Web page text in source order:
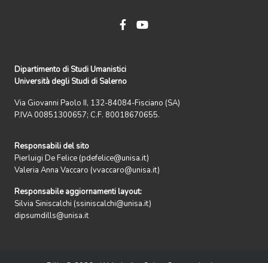
Dipartimento di Studi Umanistici
Università degli Studi di Salerno
Via Giovanni Paolo II, 132-84084-Fisciano (SA)
P.IVA 00851300657; C.F. 80018670655.
Responsabili del sito
Pierluigi De Felice (pdefelice@unisa.it)
Valeria Anna Vaccaro (vvaccaro@unisa.it)
Responsabile aggiornamenti layout:
Silvia Siniscalchi (ssiniscalchi@unisa.it)
dipsumdills@unisa.it